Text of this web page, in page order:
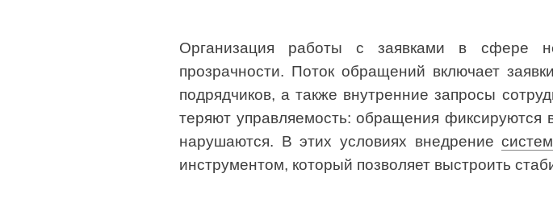
Организация работы с заявками в сфере
прозрачности. Поток обращений включает
подрядчиков, а также внутренние запросы
теряют управляемость: обращения фиксируются
нарушаются. В этих условиях внедрение
инструментом, который позволяет выстроить